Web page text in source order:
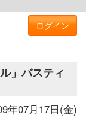
ログイン
」バスティ
年07月17日(金)